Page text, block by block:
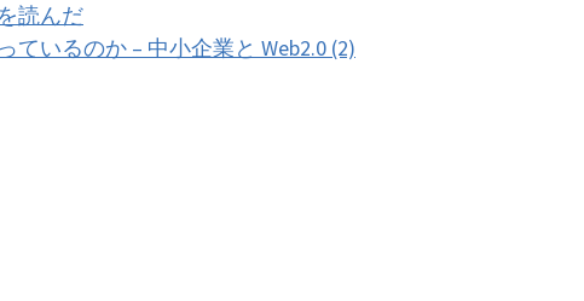
読んだ
いるのか – 中小企業と Web2.0 (2)